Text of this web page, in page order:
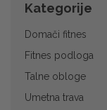
Kategorije
Domači fitnes
Fitnes podloga
Talne obloge
Umetna trava